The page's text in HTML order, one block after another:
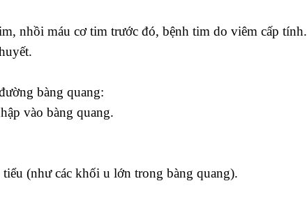
nhồi máu cơ tim trước đó, bệnh tim do viêm cấp tính.
bàng quang:
vào bàng quang.
(như các khối u lớn trong bàng quang).